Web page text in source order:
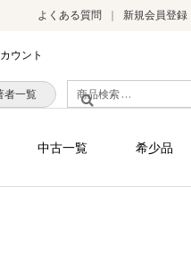
よくある質問 新規会員登録
ウント
検
索
象:
者一覧
中古一覧 希少品